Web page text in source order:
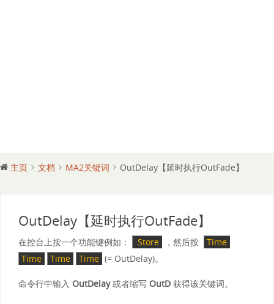
主页 文档 MA2关键词 OutDelay【延时执行OutFade】
OutDelay【延时执行OutFade】
在控台上按一个功能键例如： Store ，然后按
Time
Time
Time Time (= OutDelay)。
命令行中输入 OutDelay或者缩写 OutD 获得该关键词。